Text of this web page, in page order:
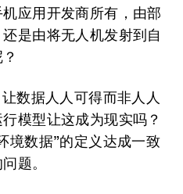
应用开发商所有，由部
是由将无人机发射到自
数据人人可得而非人人
模型让这成为现实吗？
境数据”的定义达成一致
题。